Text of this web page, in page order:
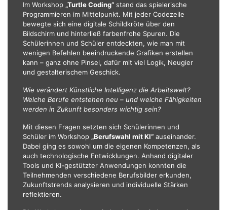
Im Workshop „Turtle Coding“ stand das spielerische
Programmieren im Mittelpunkt. Mit jeder Codezeile
bewegte sich eine digitale Schildkröte über den
Bildschirm und hinterließ farbenfrohe Spuren. Die
Schülerinnen und Schüler entdeckten, wie man mit
wenigen Befehlen beeindruckende Grafiken erstellen
kann – ganz ohne Pinsel, dafür mit viel Logik, Neugier
und gestalterischem Geschick.
Wie verändert Künstliche Intelligenz die Arbeitswelt?
Welche Berufe entstehen neu – und welche Fähigkeiten
werden in Zukunft besonders wichtig sein?
Mit diesen Fragen setzten sich Schülerinnen und
Schüler im Workshop „Berufswahl mit KI“ auseinander.
Dabei ging es sowohl um die eigenen Kompetenzen, als
auch technologische Entwicklungen. Anhand digitaler
Tools und KI-gestützter Anwendungen konnten die
Teilnehmenden verschiedene Berufsbilder erkunden,
Zukunftstrends analysieren und individuelle Stärken
reflektieren.